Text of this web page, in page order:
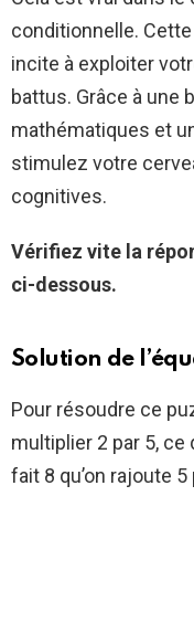
conditionnelle.
incite à exploiter
battus. Grâce à une
mathématiques et
stimulez votre
cognitives.
Vérifiez vite la
ci-dessous.
Solution de
Pour résoudre ce
multiplier 2 par 5, ce
fait 8 qu’on rajoute